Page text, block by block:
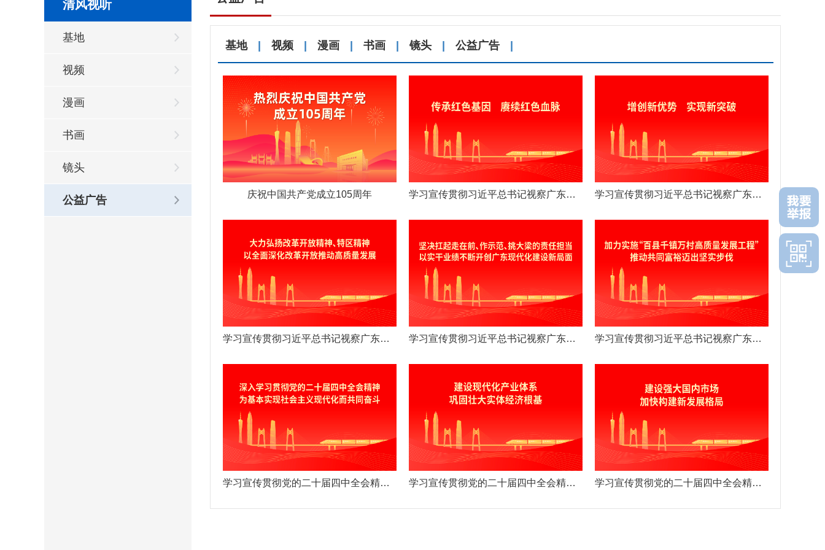
清风视听
基地
视频
漫画
书画
镜头
公益广告
基地 视频 漫画 书画 镜头 公益广告
庆祝中国共产党成立105周年 学习宣传贯彻习近平总书记视察广东重要讲话重要指示精神 学习宣传贯彻习近平总书记视察广东重要讲话重要指示精神
学习宣传贯彻习近平总书记视察广东重要讲话重要指示精神 学习宣传贯彻习近平总书记视察广东重要讲话重要指示精神 学习宣传贯彻习近平总书记视察广东重要讲话重要指示精神
学习宣传贯彻党的二十届四中全会精神宣传海报 学习宣传贯彻党的二十届四中全会精神宣传海报 学习宣传贯彻党的二十届四中全会精神宣传海报